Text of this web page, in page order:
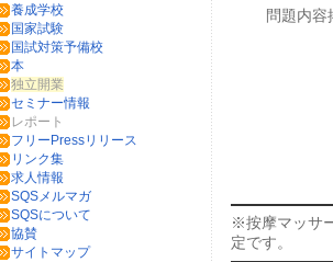
養成学校
国家試験
国試対策予備校
本
独立開業
セミナー情報
レポート
フリーPressリリース
リンク集
求人情報
SQSメルマガ
SQSについて
協賛
サイトマップ
問題内容
※按摩マッサ
定です。